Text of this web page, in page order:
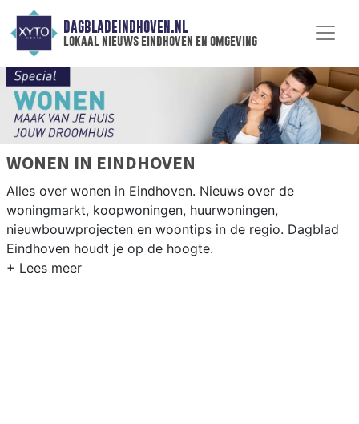
DAGBLADEINDHOVEN.NL
lokaal nieuws eindhoven en omgeving
WONEN IN EINDHOVEN
Alles over wonen in Eindhoven. Nieuws over de
woningmarkt, koopwoningen, huurwoningen,
nieuwbouwprojecten en woontips in de regio. Dagblad
Eindhoven houdt je op de hoogte.